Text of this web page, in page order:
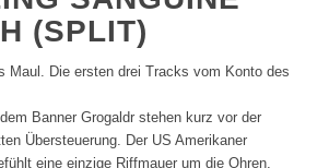
(SPLIT)
Maul. Die ersten drei Tracks vom Konto des
Banner Grogaldr stehen kurz vor der
Übersteuerung. Der US Amerikaner
eine einzige Riffmauer um die Ohren,